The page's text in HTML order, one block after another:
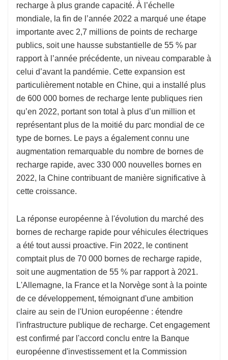
recharge à plus grande capacité. À l’échelle
mondiale, la fin de l’année 2022 a marqué une étape
importante avec 2,7 millions de points de recharge
publics, soit une hausse substantielle de 55 % par
rapport à l’année précédente, un niveau comparable à
celui d’avant la pandémie. Cette expansion est
particulièrement notable en Chine, qui a installé plus
de 600 000 bornes de recharge lente publiques rien
qu’en 2022, portant son total à plus d’un million et
représentant plus de la moitié du parc mondial de ce
type de bornes. Le pays a également connu une
augmentation remarquable du nombre de bornes de
recharge rapide, avec 330 000 nouvelles bornes en
2022, la Chine contribuant de manière significative à
cette croissance.
La réponse européenne à l'évolution du marché des
bornes de recharge rapide pour véhicules électriques
a été tout aussi proactive. Fin 2022, le continent
comptait plus de 70 000 bornes de recharge rapide,
soit une augmentation de 55 % par rapport à 2021.
L'Allemagne, la France et la Norvège sont à la pointe
de ce développement, témoignant d'une ambition
claire au sein de l'Union européenne : étendre
l'infrastructure publique de recharge. Cet engagement
est confirmé par l'accord conclu entre la Banque
européenne d'investissement et la Commission